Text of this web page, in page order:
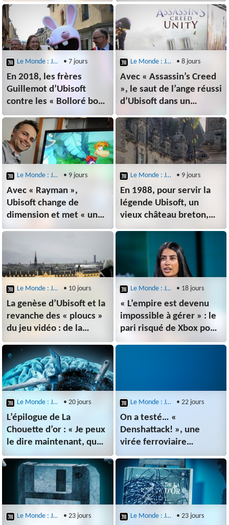
Le Monde : Jeux Vidéo • 7 jours
En 2018, les frères
Guillemot d’Ubisoft
contre les « Bolloré boys
» de Vivendi
Le Monde : Jeux Vidéo • 8 jours
Avec « Assassin’s Creed
», le saut de l’ange réussi
d’Ubisoft dans un
monde ouvert
Le Monde : Jeux Vidéo • 9 jours
Avec « Rayman »,
Ubisoft change de
dimension et met « une
vraie claque » à
Le Monde : Jeux Vidéo • 9 jours
En 1988, pour servir la
légende Ubisoft, un
vieux château breton,
des ordinateurs et de la
bière à volonté
Le Monde : Jeux Vidéo • 10 jours
La genèse d’Ubisoft et la
revanche des « ploucs »
du jeu vidéo : de la
campagne du Morbihan
aux JO de Paris 2024
Le Monde : Jeux Vidéo • 18 jours
« L’empire est devenu
impossible à gérer » : le
pari risqué de Xbox pour
assurer sa survie
Le Monde : Jeux Vidéo • 20 jours
L’épilogue de La
Chouette d’or : « Je peux
le dire maintenant, que
j’ai enterré la Chouette
avec mon frère »
Le Monde : Jeux Vidéo • 22 jours
On a testé… «
Denshattack! », une
virée ferroviaire
déglinguée au Japon
Le Monde : Jeux Vidéo • 23 jours Le Monde : Jeux Vidéo • 23 jours